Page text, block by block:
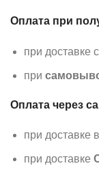
Оплата при
при доставке
при
Оплата через
при доставке
при доставке